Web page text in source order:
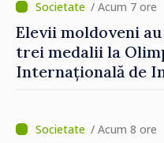
Grosu: „Este
depășim blocajele și
șansă localităților
dezvolte”
/ Acum 7 ore
Elevii moldoveni
trei medalii la
Internațională de
/ Acum 8 ore